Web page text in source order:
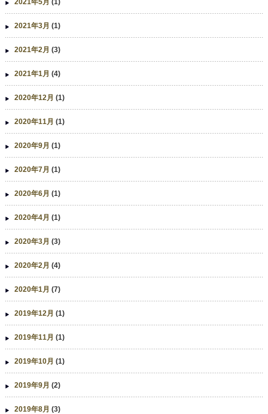
2021年3月 (1)
2021年2月 (3)
2021年1月 (4)
2020年12月 (1)
2020年11月 (1)
2020年9月 (1)
2020年7月 (1)
2020年6月 (1)
2020年4月 (1)
2020年3月 (3)
2020年2月 (4)
2020年1月 (7)
2019年12月 (1)
2019年11月 (1)
2019年10月 (1)
2019年9月 (2)
2019年8月 (3)